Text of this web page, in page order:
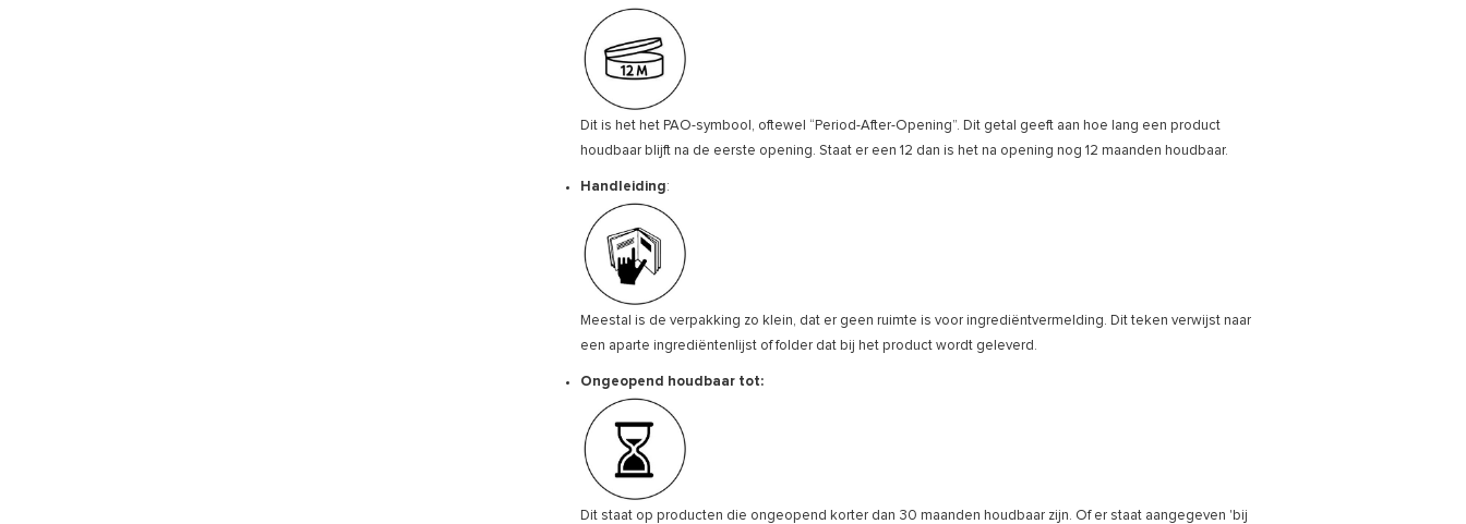
Dit is het het PAO-symbool, oftewel “Period-After-Opening”. Dit getal geeft aan hoe lang een product
houdbaar blijft na de eerste opening. Staat er een 12 dan is het na opening nog 12 maanden houdbaar.
Handleiding:
Meestal is de verpakking zo klein, dat er geen ruimte is voor ingrediëntvermelding. Dit teken verwijst naar
een aparte ingrediëntenlijst of folder dat bij het product wordt geleverd.
Ongeopend houdbaar tot:
Dit staat op producten die ongeopend korter dan 30 maanden houdbaar zijn. Of er staat aangegeven 'bij